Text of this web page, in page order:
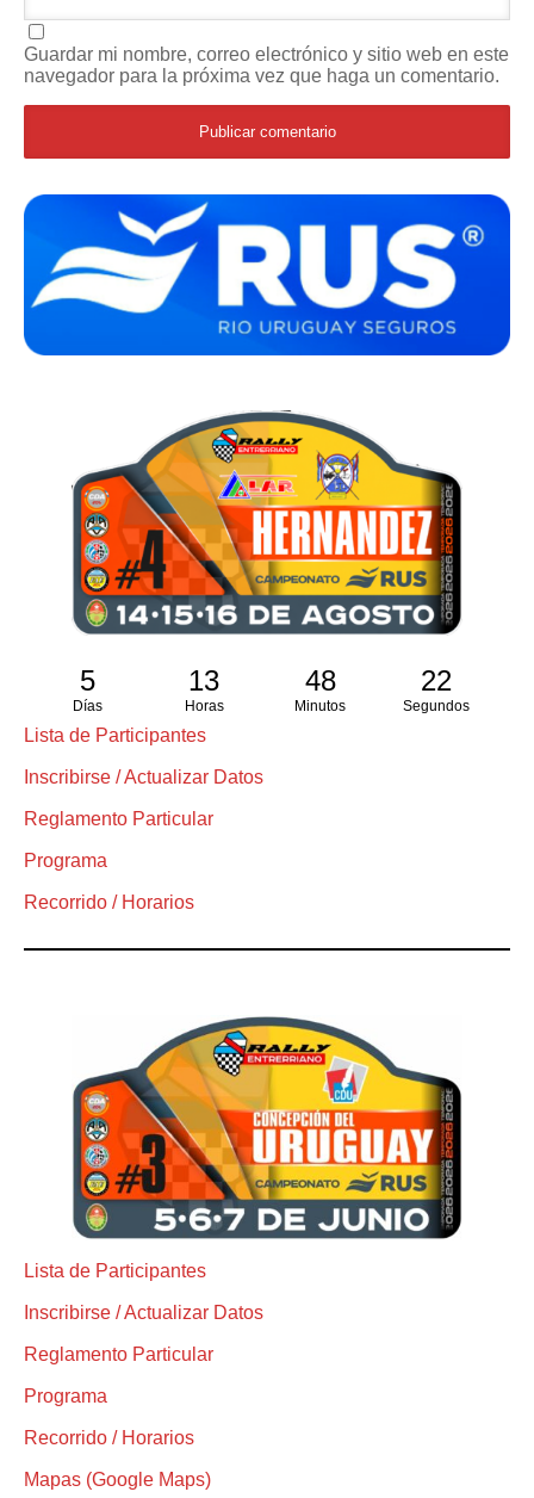
Guardar mi nombre, correo electrónico y sitio web en este
navegador para la próxima vez que haga un comentario.
5
Días
13
Horas
48
Minutos
22
Segundos
Lista de Participantes
Inscribirse / Actualizar Datos
Reglamento Particular
Programa
Recorrido / Horarios
Lista de Participantes
Inscribirse / Actualizar Datos
Reglamento Particular
Programa
Recorrido / Horarios
Mapas (Google Maps)